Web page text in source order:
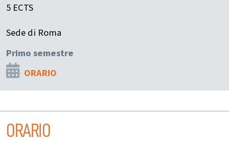
5 ECTS
Sede di Roma
Primo semestre
ORARIO
ORARIO